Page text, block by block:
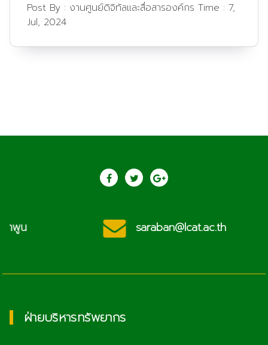
Post By : งานศูนย์ดิจิทัลและสื่อสารองค์กร Time : 7,
Jul, 2024
saraban@lcat.ac.th
ฝ่ายบริหารทรัพยากร